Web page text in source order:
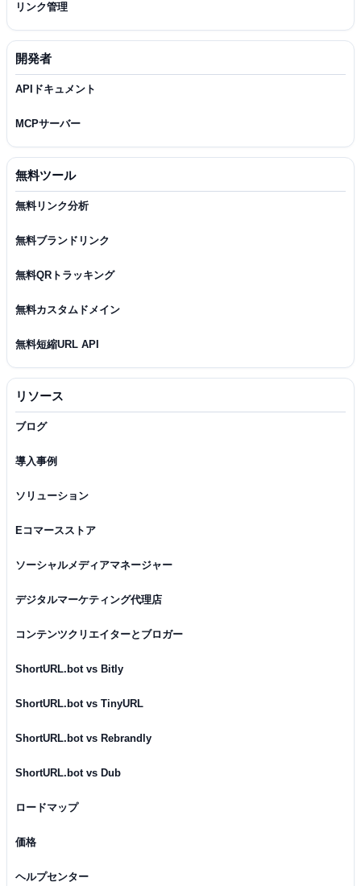
リンク管理
開発者
APIドキュメント
MCPサーバー
無料ツール
無料リンク分析
無料ブランドリンク
無料QRトラッキング
無料カスタムドメイン
無料短縮URL API
リソース
ブログ
導入事例
ソリューション
Eコマースストア
ソーシャルメディアマネージャー
デジタルマーケティング代理店
コンテンツクリエイターとブロガー
ShortURL.bot vs Bitly
ShortURL.bot vs TinyURL
ShortURL.bot vs Rebrandly
ShortURL.bot vs Dub
ロードマップ
価格
ヘルプセンター